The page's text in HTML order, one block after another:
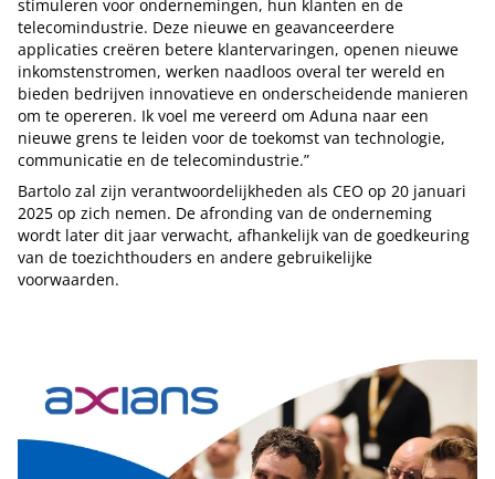
stimuleren voor ondernemingen, hun klanten en de
telecomindustrie. Deze nieuwe en geavanceerdere
applicaties creëren betere klantervaringen, openen nieuwe
inkomstenstromen, werken naadloos overal ter wereld en
bieden bedrijven innovatieve en onderscheidende manieren
om te opereren. Ik voel me vereerd om Aduna naar een
nieuwe grens te leiden voor de toekomst van technologie,
communicatie en de telecomindustrie.”
Bartolo zal zijn verantwoordelijkheden als CEO op 20 januari
2025 op zich nemen. De afronding van de onderneming
wordt later dit jaar verwacht, afhankelijk van de goedkeuring
van de toezichthouders en andere gebruikelijke
voorwaarden.